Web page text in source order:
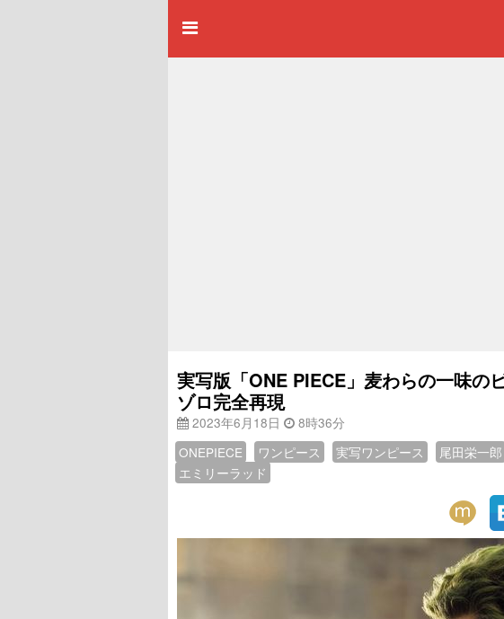
実写版「ONE PIECE」麦わらの一味
ゾロ完全再現
2023年6月18日
8時36分
ONEPIECE
ワンピース 実写ワンピース 尾田栄一郎
エミリーラッド